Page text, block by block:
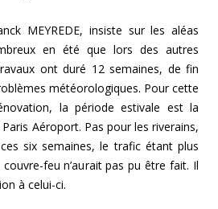
MEYREDE, insiste sur les aléas
en été que lors des autres
ont duré 12 semaines, de fin
météorologiques. Pour cette
la période estivale est la
Aéroport. Pas pour les riverains,
six semaines, le trafic étant plus
feu n’aurait pas pu être fait. Il
à celui-ci.